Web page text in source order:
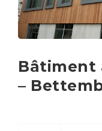
Bâtiment
–